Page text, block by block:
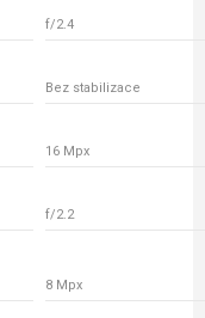
f/2.4
Bez stabilizace
16 Mpx
f/2.2
8 Mpx